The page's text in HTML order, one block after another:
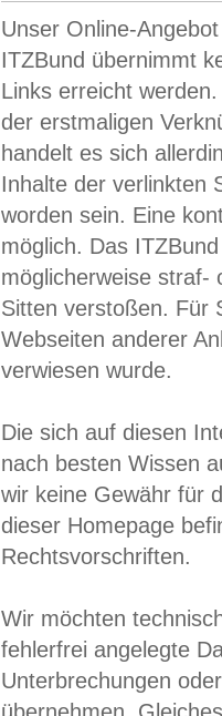
Unser Online-
ITZBund übernimmt
Links erreicht
der erstmaligen
handelt es sich
Inhalte der verlinkten
worden sein. Eine
möglich. Das
möglicherweise straf-
Sitten verstoßen. Für
Webseiten anderer
verwiesen wurde.
Die sich auf diesen
nach besten Wissen
wir keine Gewähr für
dieser Homepage
Rechtsvorschriften.
Wir möchten
fehlerfrei angelegte
Unterbrechungen